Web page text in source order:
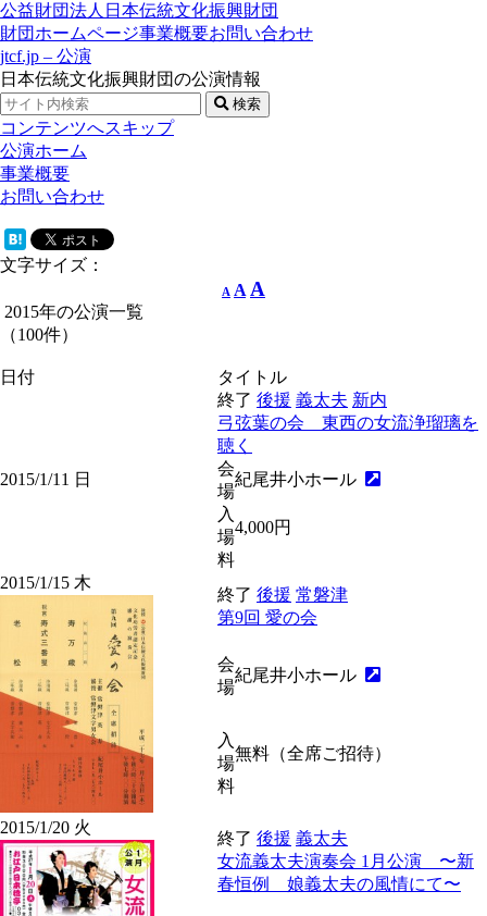
公益財団法人日本伝統文化振興財団
財団ホームページ事業概要お問い合わせ
jtcf.jp – 公演
日本伝統文化振興財団の公演情報
検索
コンテンツへスキップ
公演ホーム
事業概要
お問い合わせ
文字サイズ：
A A A
2015年の公演一覧
（100件）
日付 タイトル
2015/1/11 日
終了 後援 義太夫 新内
弓弦葉の会 東西の女流浄瑠璃を
聴く
会
場
紀尾井小ホール
入
場
料
4,000円
2015/1/15 木
終了 後援 常磐津
第9回 愛の会
会
場
紀尾井小ホール
入
場
料
無料（全席ご招待）
2015/1/20 火
終了 後援 義太夫
女流義太夫演奏会 1月公演 〜新
春恒例 娘義太夫の風情にて〜